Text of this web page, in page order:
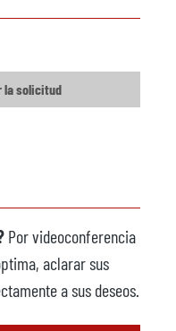
la solicitud
Por videoconferencia
aclarar sus
a sus deseos.